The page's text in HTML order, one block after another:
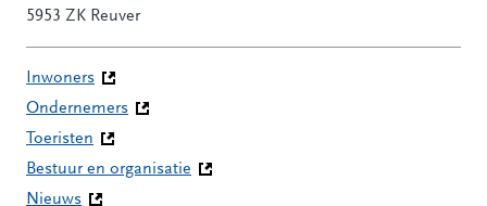
5953 ZK Reuver
Inwoners
Ondernemers
Toeristen
Bestuur en organisatie
Nieuws